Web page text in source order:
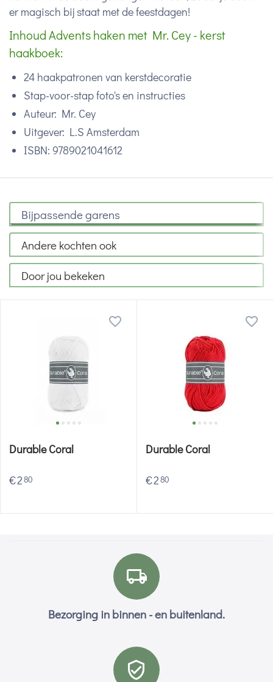
er magisch bij staat met de feestdagen!
Inhoud Advents haken met Mr. Cey - kerst
haakboek:
24 haakpatronen van kerstdecoratie
Stap-voor-stap foto's en instructies
Auteur: Mr. Cey
Uitgever: L.S Amsterdam
ISBN: 9789021041612
Bijpassende garens
Andere kochten ook
Door jou bekeken
Durable Coral
€280
Durable Coral
€280
Bezorging in binnen - en buitenland.